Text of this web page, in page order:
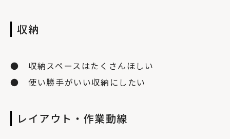
収納
● 収納スペースはたくさんほしい
● 使い勝手がいい収納にしたい
レイアウト・作業動線